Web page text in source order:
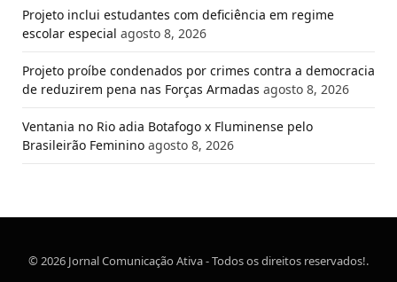
Projeto inclui estudantes com deficiência em regime
escolar especial agosto 8, 2026
Projeto proíbe condenados por crimes contra a democracia
de reduzirem pena nas Forças Armadas agosto 8, 2026
Ventania no Rio adia Botafogo x Fluminense pelo
Brasileirão Feminino agosto 8, 2026
© 2026 Jornal Comunicação Ativa - Todos os direitos reservados!.